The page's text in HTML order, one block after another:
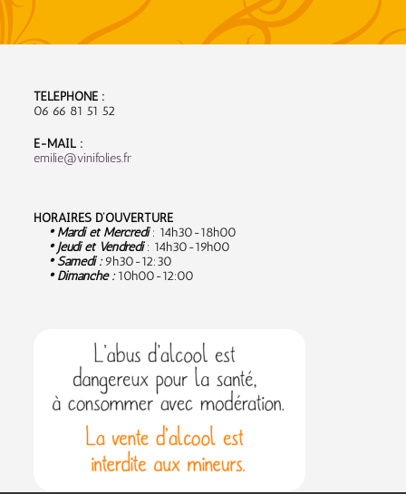
TÉLÉPHONE :
06 66 81 51 52
E-MAIL :
emilie@vinifolies.fr
HORAIRES D’OUVERTURE
• Mardi et Mercredi: 14h30-18h00
• Jeudi et Vendredi: 14h30-19h00
• Samedi :9h30-12:30
• Dimanche :10h00-12:00